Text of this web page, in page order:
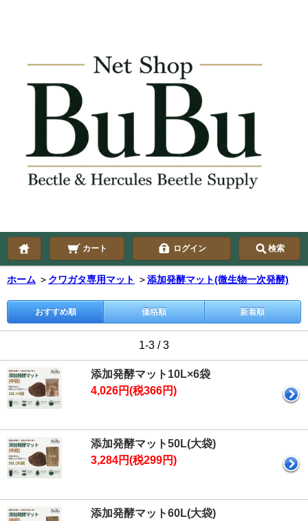
カート ログイン 検索
ホーム ＞ クワガタ専用マット ＞添加発酵マット(微生物一次発酵)
おすすめ順 価格順 新着順
1-3 / 3
添加発酵マット10L×6袋
4,026円(税366円)
添加発酵マット50L(大袋)
3,284円(税299円)
添加発酵マット60L(大袋)